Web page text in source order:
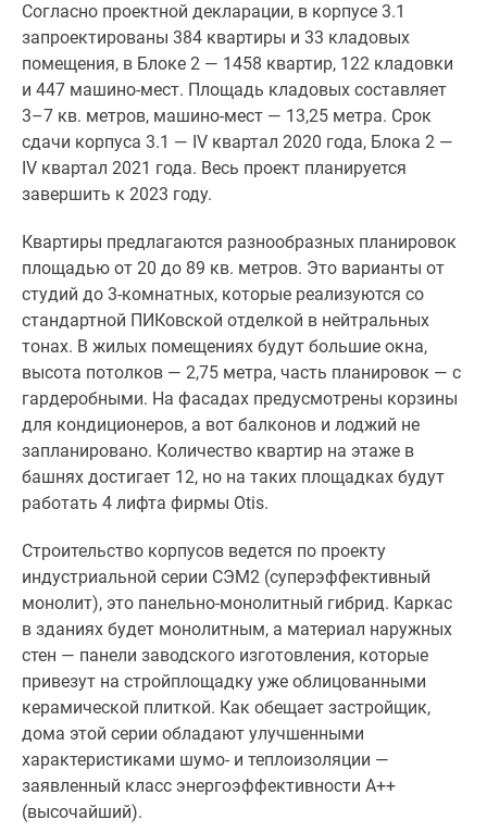
Новой
Москве
Готовые
коттеджные
поселки
Строящиеся
коттеджные
Коттеджные
поселки
лесу
Коттеджные
поселки
водоема
Коттеджные
поселки
Бизнес-
центры
Коттеджи
Скидки
акции
Макс
Согласно проектной декларации, в корпусе 3.1
запроектированы 384 квартиры и 33 кладовых
помещения, в Блоке 2 — 1458 квартир, 122 кладовки
и 447 машино-мест. Площадь кладовых составляет
3–7 кв. метров, машино-мест — 13,25 метра. Срок
сдачи корпуса 3.1 — IV квартал 2020 года, Блока 2 —
IV квартал 2021 года. Весь проект планируется
завершить к 2023 году.
Квартиры предлагаются разнообразных планировок
площадью от 20 до 89 кв. метров. Это варианты от
студий до 3-комнатных, которые реализуются со
стандартной ПИКовской отделкой в нейтральных
тонах. В жилых помещениях будут большие окна,
высота потолков — 2,75 метра, часть планировок — с
гардеробными. На фасадах предусмотрены корзины
для кондиционеров, а вот балконов и лоджий не
запланировано. Количество квартир на этаже в
башнях достигает 12, но на таких площадках будут
работать 4 лифта фирмы Otis.
Строительство корпусов ведется по проекту
индустриальной серии СЭМ2 (суперэффективный
монолит), это панельно-монолитный гибрид. Каркас
в зданиях будет монолитным, а материал наружных
стен — панели заводского изготовления, которые
привезут на стройплощадку уже облицованными
керамической плиткой. Как обещает застройщик,
дома этой серии обладают улучшенными
характеристиками шумо- и теплоизоляции —
заявленный класс энергоэффективности A++
(высочайший).